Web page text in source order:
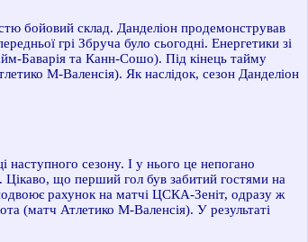
бойовий склад. Данделіон продемонстрував
грі Збруча було сьогодні. Енергетики зі
Баварія та Канн-Сошо). Під кінець тайму
М-Валенсія). Як наслідок, сезон Данделіон
наступного сезону. І у нього це непогано
що перший гол був забитий гостями на
рахунок на матчі ЦСКА-Зеніт, одразу ж
(матч Атлетико М-Валенсія). У результаті